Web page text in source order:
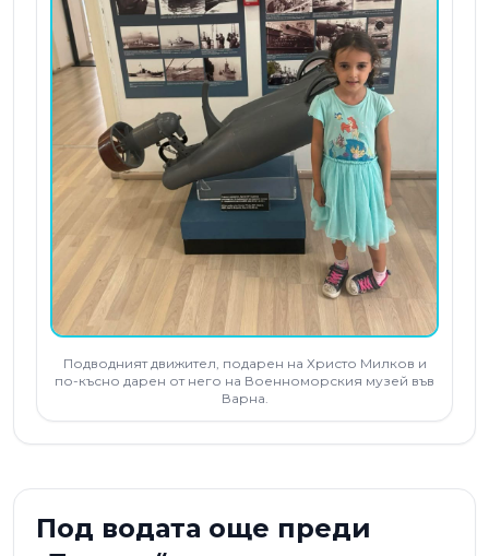
Подводният движител, подарен на Христо Милков и
по-късно дарен от него на Военноморския музей във
Варна.
Под водата още преди